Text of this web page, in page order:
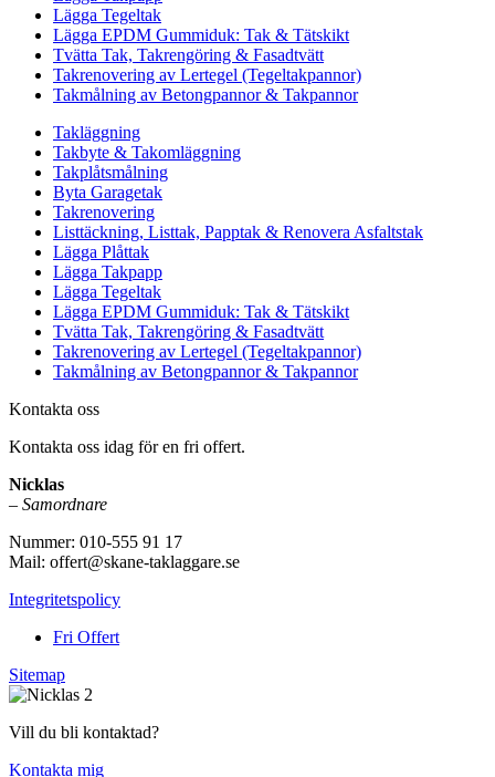
Lägga Tegeltak
Lägga EPDM Gummiduk: Tak & Tätskikt
Tvätta Tak, Takrengöring & Fasadtvätt
Takrenovering av Lertegel (Tegeltakpannor)
Takmålning av Betongpannor & Takpannor
Takläggning
Takbyte & Takomläggning
Takplåtsmålning
Byta Garagetak
Takrenovering
Listtäckning, Listtak, Papptak & Renovera Asfaltstak
Lägga Plåttak
Lägga Takpapp
Lägga Tegeltak
Lägga EPDM Gummiduk: Tak & Tätskikt
Tvätta Tak, Takrengöring & Fasadtvätt
Takrenovering av Lertegel (Tegeltakpannor)
Takmålning av Betongpannor & Takpannor
Kontakta oss
Kontakta oss idag för en fri offert.
Nicklas
– Samordnare
Nummer: 010-555 91 17
Mail: offert@skane-taklaggare.se
Integritetspolicy
Fri Offert
Sitemap
Vill du bli kontaktad?
Kontakta mig